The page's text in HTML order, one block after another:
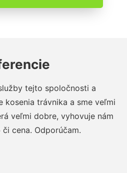
tejto spoločnosti a
kosenia trávnika a sme veľmi
veľmi dobre, vyhovuje nám
cena. Odporúčam.